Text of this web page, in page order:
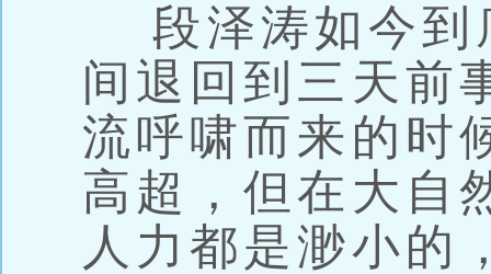
段泽涛如今到
间退回到三天前
流呼啸而来的时
高超，但在大自
人力都是渺小的